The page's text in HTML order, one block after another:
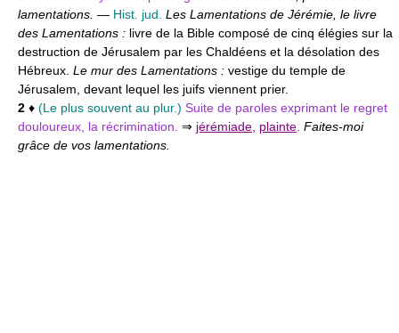
lamentations. — Hist. jud. Les Lamentations de Jérémie, le livre
des Lamentations : livre de la Bible composé de cinq élégies sur la
destruction de Jérusalem par les Chaldéens et la désolation des
Hébreux. Le mur des Lamentations : vestige du temple de
Jérusalem, devant lequel les juifs viennent prier.
2 ♦ (Le plus souvent au plur.) Suite de paroles exprimant le regret
douloureux, la récrimination. ⇒ jérémiade plainte Faites-moi
grâce de vos lamentations.